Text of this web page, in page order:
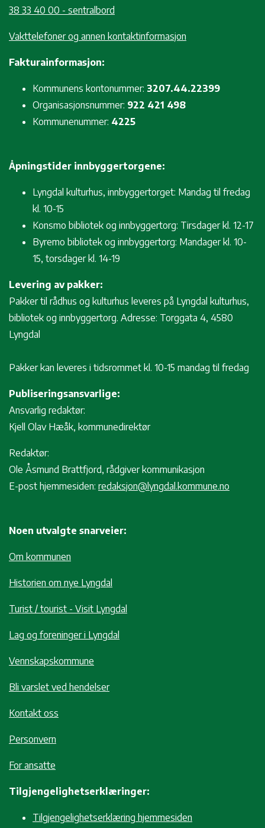
38 33 40 00 - sentralbord
Vakttelefoner og annen kontaktinformasjon
Fakturainformasjon:
Kommunens kontonummer: 3207.44.22399
Organisasjonsnummer: 922 421 498
Kommunenummer: 4225
Åpningstider innbyggertorgene:
Lyngdal kulturhus, innbyggertorget: Mandag til fredag
kl. 10-15
Konsmo bibliotek og innbyggertorg: Tirsdager kl. 12-17
Byremo bibliotek og innbyggertorg: Mandager kl. 10-
15, torsdager kl. 14-19
Levering av pakker:
Pakker til rådhus og kulturhus leveres på Lyngdal kulturhus,
bibliotek og innbyggertorg. Adresse: Torggata 4, 4580
Lyngdal
Pakker kan leveres i tidsrommet kl. 10-15 mandag til fredag
Publiseringsansvarlige:
Ansvarlig redaktør:
Kjell Olav Hæåk, kommunedirektør
Redaktør:
Ole Åsmund Brattfjord, rådgiver kommunikasjon
E-post hjemmesiden: redaksjon@lyngdal.kommune.no
Noen utvalgte snarveier:
Om kommunen
Historien om nye Lyngdal
Turist / tourist - Visit Lyngdal
Lag og foreninger i Lyngdal
Vennskapskommune
Bli varslet ved hendelser
Kontakt oss
Personvern
For ansatte
Tilgjengelighetserklæringer:
Tilgjengelighetserklæring hjemmesiden